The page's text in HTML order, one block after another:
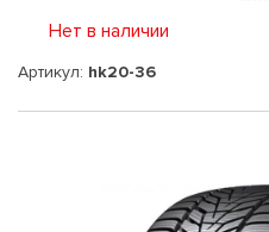
Нет в наличии
Артикул: hk20-36